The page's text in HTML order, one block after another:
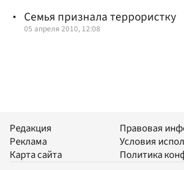
Семья признала террористку
05 апреля 2010, 12:08
Редакция
Реклама
Карта сайта
Правовая
Условия
Политика